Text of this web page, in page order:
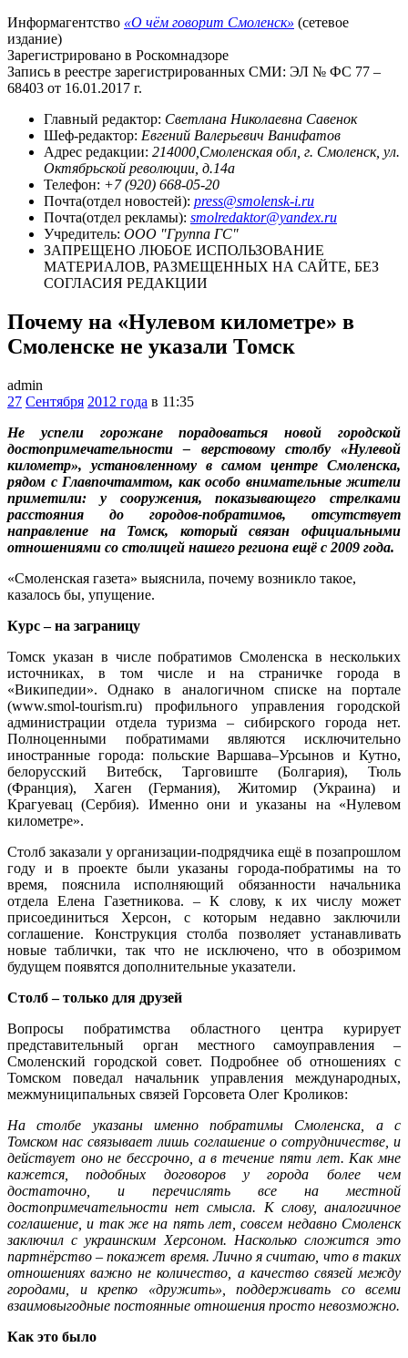
Информагентство «О чём говорит Смоленск» (сетевое
издание)
Зарегистрировано в Роскомнадзоре
Запись в реестре зарегистрированных СМИ: ЭЛ № ФС 77 –
68403 от 16.01.2017 г.
Главный редактор: Светлана Николаевна Савенок
Шеф-редактор: Евгений Валерьевич Ванифатов
Адрес редакции: 214000,Смоленская обл, г. Смоленск, ул.
Октябрьской революции, д.14а
Телефон: +7 (920) 668-05-20
Почта(отдел новостей): press@smolensk-i.ru
Почта(отдел рекламы): smolredaktor@yandex.ru
Учредитель: ООО "Группа ГС"
ЗАПРЕЩЕНО ЛЮБОЕ ИСПОЛЬЗОВАНИЕ
МАТЕРИАЛОВ, РАЗМЕЩЕННЫХ НА САЙТЕ, БЕЗ
СОГЛАСИЯ РЕДАКЦИИ
Почему на «Нулевом километре» в
Смоленске не указали Томск
admin
27 Сентября 2012 года в 11:35
Не успели горожане порадоваться новой городской
достопримечательности – верстовому столбу «Нулевой
километр», установленному в самом центре Смоленска,
рядом с Главпочтамтом, как особо внимательные жители
приметили: у сооружения, показывающего стрелками
расстояния до городов-побратимов, отсутствует
направление на Томск, который связан официальными
отношениями со столицей нашего региона ещё с 2009 года.
«Смоленская газета» выяснила, почему возникло такое,
казалось бы, упущение.
Курс – на заграницу
Томск указан в числе побратимов Смоленска в нескольких
источниках, в том числе и на страничке города в
«Википедии». Однако в аналогичном списке на портале
(www.smol-tourism.ru) профильного управления городской
администрации отдела туризма – сибирского города нет.
Полноценными побратимами являются исключительно
иностранные города: польские Варшава–Урсынов и Кутно,
белорусский Витебск, Тарговиште (Болгария), Тюль
(Франция), Хаген (Германия), Житомир (Украина) и
Крагуевац (Сербия). Именно они и указаны на «Нулевом
километре».
Столб заказали у организации-подрядчика ещё в позапрошлом
году и в проекте были указаны города-побратимы на то
время, пояснила исполняющий обязанности начальника
отдела Елена Газетникова. – К слову, к их числу может
присоединиться Херсон, с которым недавно заключили
соглашение. Конструкция столба позволяет устанавливать
новые таблички, так что не исключено, что в обозримом
будущем появятся дополнительные указатели.
Столб – только для друзей
Вопросы побратимства областного центра курирует
представительный орган местного самоуправления –
Смоленский городской совет. Подробнее об отношениях с
Томском поведал начальник управления международных,
межмуниципальных связей Горсовета Олег Кроликов:
На столбе указаны именно побратимы Смоленска, а с
Томском нас связывает лишь соглашение о сотрудничестве, и
действует оно не бессрочно, а в течение пяти лет. Как мне
кажется, подобных договоров у города более чем
достаточно, и перечислять все на местной
достопримечательности нет смысла. К слову, аналогичное
соглашение, и так же на пять лет, совсем недавно Смоленск
заключил с украинским Херсоном. Насколько сложится это
партнёрство – покажет время. Лично я считаю, что в таких
отношениях важно не количество, а качество связей между
городами, и крепко «дружить», поддерживать со всеми
взаимовыгодные постоянные отношения просто невозможно.
Как это было